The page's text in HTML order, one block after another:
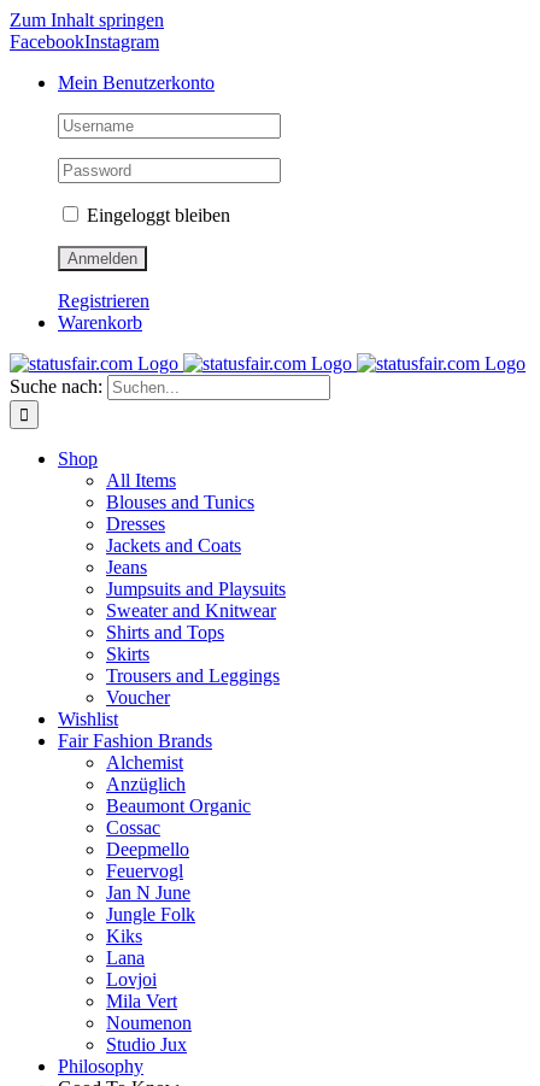
Zum Inhalt springen
FacebookInstagram
Mein Benutzerkonto
Eingeloggt bleiben
Registrieren
Warenkorb
Suche nach:
Shop
All Items
Blouses and Tunics
Dresses
Jackets and Coats
Jeans
Jumpsuits and Playsuits
Sweater and Knitwear
Shirts and Tops
Skirts
Trousers and Leggings
Voucher
Wishlist
Fair Fashion Brands
Alchemist
Anzüglich
Beaumont Organic
Cossac
Deepmello
Feuervogl
Jan N June
Jungle Folk
Kiks
Lana
Lovjoi
Mila Vert
Noumenon
Studio Jux
Philosophy